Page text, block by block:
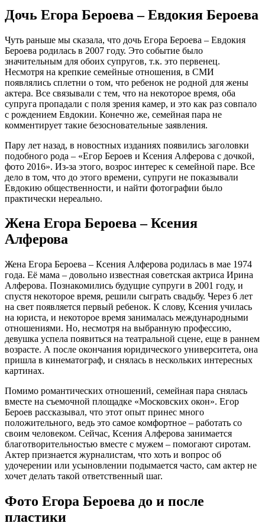
Дочь Егора Бероева – Евдокия Бероева
Чуть раньше мы сказала, что дочь Егора Бероева – Евдокия
Бероева родилась в 2007 году. Это событие было
значительным для обоих супругов, т.к. это первенец.
Несмотря на крепкие семейные отношения, в СМИ
появлялись сплетни о том, что ребенок не родной для жены
актера. Все связывали с тем, что на некоторое время, оба
супруга пропадали с поля зрения камер, и это как раз совпало
с рождением Евдокии. Конечно же, семейная пара не
комментирует такие безосновательные заявления.
Пару лет назад, в новостных изданиях появились заголовки
подобного рода – «Егор Бероев и Ксения Алферова с дочкой,
фото 2016». Из-за этого, возрос интерес к семейной паре. Все
дело в том, что до этого времени, супруги не показывали
Евдокию общественности, и найти фотографии было
практически нереально.
Жена Егора Бероева – Ксения
Алферова
Жена Егора Бероева – Ксения Алферова родилась в мае 1974
года. Её мама – довольно известная советская актриса Ирина
Алферова. Познакомились будущие супруги в 2001 году, и
спустя некоторое время, решили сыграть свадьбу. Через 6 лет
на свет появляется первый ребенок. К слову, Ксения училась
на юриста, и некоторое время занималась международными
отношениями. Но, несмотря на выбранную профессию,
девушка успела появиться на театральной сцене, еще в раннем
возрасте. А после окончания юридического университета, она
пришла в кинематограф, и снялась в нескольких интересных
картинах.
Помимо романтических отношений, семейная пара снялась
вместе на съемочной площадке «Московских окон». Егор
Бероев рассказывал, что этот опыт принес много
положительного, ведь это самое комфортное – работать со
своим человеком. Сейчас, Ксения Алферова занимается
благотворительностью вместе с мужем – помогают сиротам.
Актер признается журналистам, что хоть и вопрос об
удочерении или усыновлении подымается часто, сам актер не
хочет делать такой ответственный шаг.
Фото Егора Бероева до и после
пластики